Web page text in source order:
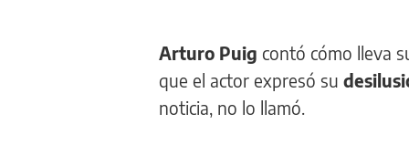
Arturo Puig contó cómo lleva
que el actor expresó su
noticia, no lo llamó.